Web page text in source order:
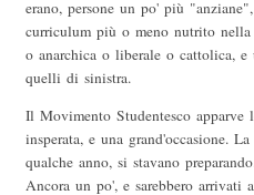
erano, persone un po' più
curriculum più o meno nutrito
o anarchica o liberale o cattolica,
quelli di sinistra.
Il Movimento Studentesco apparve
insperata, e una grand'occasione.
qualche anno, si stavano
Ancora un po', e sarebbero arrivati